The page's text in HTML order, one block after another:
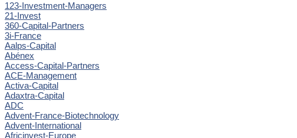
123-Investment-Managers
21-Invest
360-Capital-Partners
3i-France
Aalps-Capital
Abénex
Access-Capital-Partners
ACE-Management
Activa-Capital
Adaxtra-Capital
ADC
Advent-France-Biotechnology
Advent-International
Africinvest-Europe